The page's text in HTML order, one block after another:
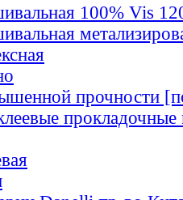
100% Vis
прочности
прокладочные